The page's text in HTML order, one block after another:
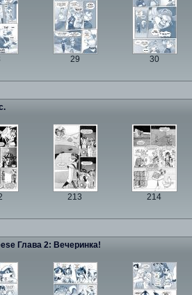
29 30
213 214
Глава 2: Вечеринка!